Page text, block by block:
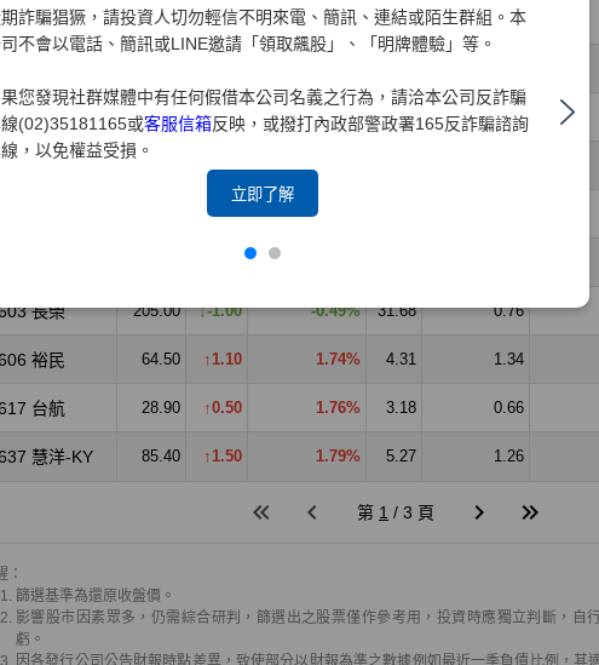
詐騙猖獗，請投資人切勿輕信不明來電、簡訊、連結或陌生群組。本
不會以電話、簡訊或LINE邀請「領取飆股」、「明牌體驗」等。
您發現社群媒體中有任何假借本公司名義之行為，請洽本公司反詐騙
(02)35181165或客服信箱反映，或撥打內政部警政署165反詐騙諮詢
，以免權益受損。
立即了解